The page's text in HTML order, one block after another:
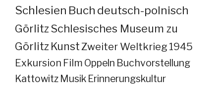
Schlesien Buch deutsch-polnisch
GörlitzSchlesisches Museum zu
Görlitz KunstZweiter Weltkrieg 1945
Exkursion Film Oppeln Buchvorstellung
Kattowitz Musik Erinnerungskultur